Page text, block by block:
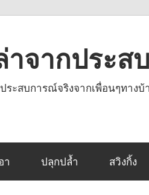
าจากประ
ระสบการณ์จริงจากเพื่อนๆทา
า ปลุกปล้ำ สวิงกิ้ง